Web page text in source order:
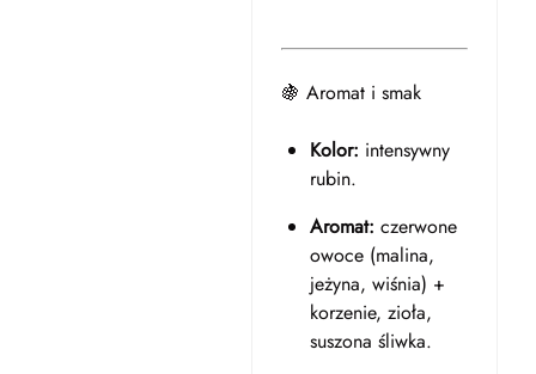
🍇 Aromat i smak
Kolor: intensywny
rubin.
Aromat: czerwone
owoce (malina,
jeżyna, wiśnia) +
korzenie, zioła,
suszona śliwka.